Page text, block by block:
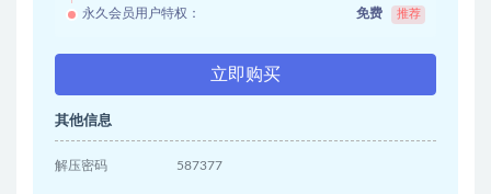
永久会员用户特权： 免费 推荐
立即购买
其他信息
解压密码 587377